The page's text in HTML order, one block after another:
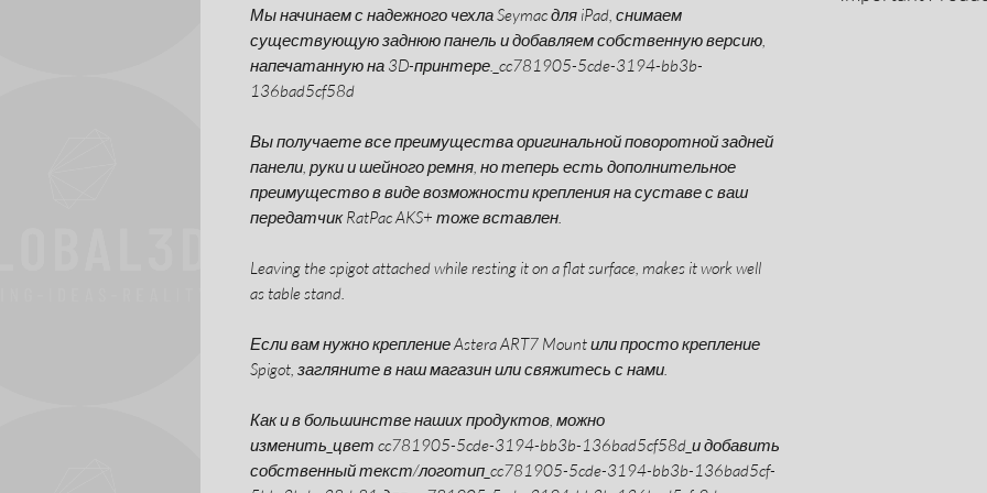
Мы начинаем с надежного чехла Seymac для iPad, снимаем
существующую заднюю панель и добавляем собственную версию,
напечатанную на 3D-принтере._cc781905-5cde-3194-bb3b-
136bad5cf58d
Вы получаете все преимущества оригинальной поворотной задней
панели, руки и шейного ремня, но теперь есть дополнительное
преимущество в виде возможности крепления на суставе с ваш
передатчик RatPac AKS+ тоже вставлен.
Leaving the spigot attached while resting it on a flat surface, makes it work well
as table stand.
Если вам нужно крепление Astera ART7 Mount или просто крепление
Spigot, загляните в наш магазин или свяжитесь с нами.
Как и в большинстве наших продуктов, можно
изменить_цвет cc781905-5cde-3194-bb3b-136bad5cf58d_и добавить
собственный текст/логотип_cc781905-5cde-3194-bb3b-136bad5cf-